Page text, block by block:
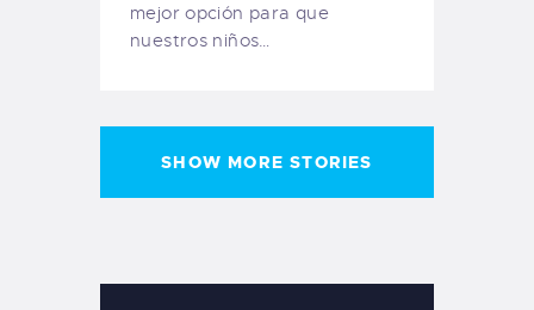
mejor opción para que
nuestros niños…
SHOW MORE STORIES